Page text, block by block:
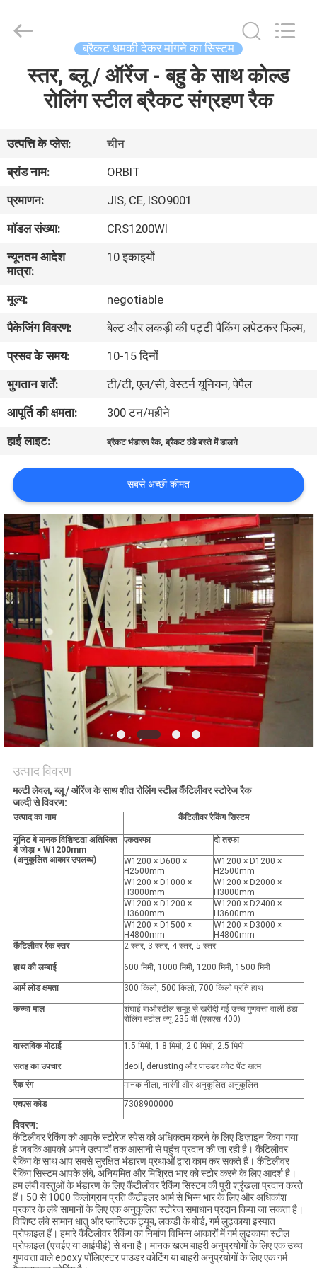
हमारे
बारे
कारखाना
गुणवत्ता
नियंत्रण
संपर्क
करें
समाचार
मामलों
साइटमैप
PRIVACY
POLICY
ORBIT
Metal
ब्रैकट धमकी देकर मांगने का सिस्टम
स्तर, ब्लू / ऑरेंज - बहु के साथ कोल्ड
रोलिंग स्टील ब्रैकट संग्रहण रैक
उत्पत्ति के प्लेस:
चीन
ब्रांड नाम:
ORBIT
प्रमाणन:
JIS, CE, ISO9001
मॉडल संख्या:
CRS1200WI
न्यूनतम आदेश
मात्रा:
10 इकाइयों
मूल्य:
negotiable
पैकेजिंग विवरण:
बेल्ट और लकड़ी की पट्टी पैकिंग लपेटकर फिल्म,
प्रसव के समय:
10-15 दिनों
भुगतान शर्तें:
टी/टी, एल/सी, वेस्टर्न यूनियन, पेपैल
आपूर्ति की क्षमता:
300 टन/महीने
हाई लाइट:
ब्रैकट भंडारण रैक,ब्रैकट ठंडे बस्ते में डालने
सबसे अच्छी कीमत
उत्पाद विवरण
मल्टी लेवल, ब्लू / ऑरेंज के साथ शीत रोलिंग स्टील कैंटिलीवर स्टोरेज रैक
जल्दी से विवरण:
उत्पाद का नाम कैंटिलीवर रैकिंग सिस्टम
यूनिट बे मानक विशिष्टता अतिरिक्त
बे जोड़ा × W1200mm
(अनुकूलित आकार उपलब्ध)
एकतरफा दो तरफा
W1200 × D600 ×
H2500mm
W1200 × D1200 ×
H2500mm
W1200 × D1000 ×
H3000mm
W1200 × D2000 ×
H3000mm
W1200 × D1200 ×
H3600mm
W1200 × D2400 ×
H3600mm
W1200 × D1500 ×
H4800mm
W1200 × D3000 ×
H4800mm
कैंटिलीवर रैक स्तर
2 स्तर, 3 स्तर, 4 स्तर, 5 स्तर
हाथ की लम्बाई 600 मिमी, 1000 मिमी, 1200 मिमी, 1500 मिमी
आर्म लोड क्षमता 300 किलो, 500 किलो, 700 किलो प्रति हाथ
कच्चा माल
शंघाई बाओस्टील समूह से खरीदी गई उच्च गुणवत्ता वाली ठंडा
रोलिंग स्टील क्यू 235 बी (एसएस 400)
वास्तविक मोटाई 1.5 मिमी, 1.8 मिमी, 2.0 मिमी, 2.5 मिमी
सतह का उपचार
deoil, derusting और पाउडर कोट पेंट खत्म
रैक रंग
मानक नीला, नारंगी और अनुकूलित अनुकूलित
एचएस कोड
7308900000
विवरण:
कैंटिलीवर रैकिंग को आपके स्टोरेज स्पेस को अधिकतम करने के लिए डिज़ाइन किया गया
है जबकि आपको अपने उत्पादों तक आसानी से पहुंच प्रदान की जा रही है। कैंटिलीवर
रैकिंग के साथ आप सबसे सुरक्षित भंडारण प्रथाओं द्वारा काम कर सकते हैं। कैंटिलीवर
रैकिंग सिस्टम आपके लंबे, अनियमित और मिश्रित भार को स्टोर करने के लिए आदर्श है।
हम लंबी वस्तुओं के भंडारण के लिए कैंटीलीवर रैकिंग सिस्टम की पूरी श्रृंखला प्रदान करते
हैं। 50 से 1000 किलोग्राम प्रति कैंटीइलर आर्म से भिन्न भार के लिए और अधिकांश
प्रकार के लंबे सामानों के लिए एक अनुकूलित स्टोरेज समाधान प्रदान किया जा सकता है।
विशिष्ट लंबे सामान धातु और प्लास्टिक ट्यूब, लकड़ी के बोर्ड, गर्म लुढ़काया इस्पात
प्रोफाइल हैं। हमारे कैंटिलीवर रैकिंग का निर्माण विभिन्न आकारों में गर्म लुढ़काया स्टील
प्रोफाइल (एचईए या आईपीई) से बना है। मानक खत्म बाहरी अनुप्रयोगों के लिए एक उच्च
गुणवत्ता वाले epoxy पॉलिएस्टर पाउडर कोटिंग या बाहरी अनुप्रयोगों के लिए एक गर्म